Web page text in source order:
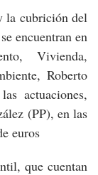
la cubrición del
encuentran en
Vivienda,
Roberto
actuaciones,
(PP), en las
euros
que cuentan